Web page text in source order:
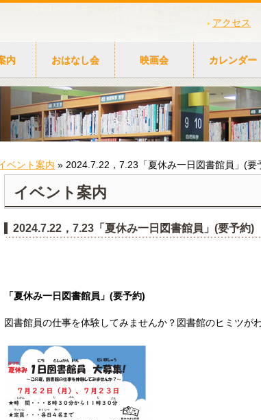
アクセス
内 おはなし会 映画会 カレンダー
ベント案内 » 2024.7.22，7.23「夏休み一日図書館員」(要
イベント案内
2024.7.22，7.23「夏休み一日図書館員」(要予約)
「夏休み一日図書館員」(要予約)
図書館員の仕事を体験してみませんか？図書館のヒミツが